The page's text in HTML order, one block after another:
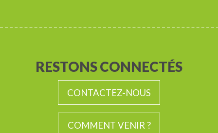
RESTONS CONNECTÉS
CONTACTEZ-NOUS
COMMENT VENIR ?